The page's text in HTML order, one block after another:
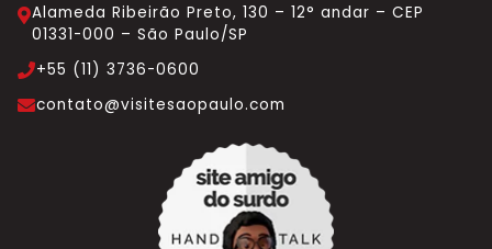
Alameda Ribeirão Preto, 130 – 12° andar – CEP
01331-000 – São Paulo/SP
+55 (11) 3736-0600
contato@visitesaopaulo.com